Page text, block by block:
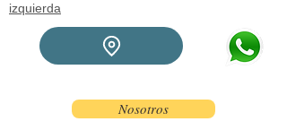
izquierda
Nosotros